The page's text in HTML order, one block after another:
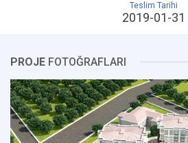
Teslim Tarihi
2019-01-31
PROJE FOTOĞRAFLARI